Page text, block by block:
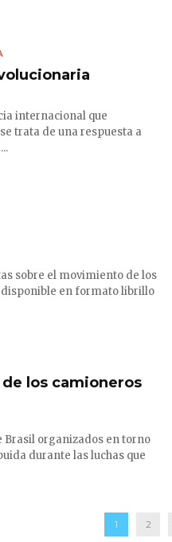
internacional que
trata de una respuesta a
sobre el movimiento de los
disponible en formato librillo
los camioneros
organizados en torno
durante las luchas que
1 2